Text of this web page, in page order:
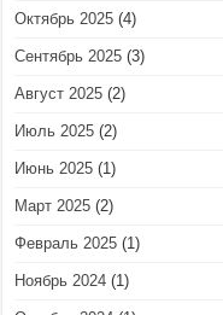
Октябрь 2025 (4)
Сентябрь 2025 (3)
Август 2025 (2)
Июль 2025 (2)
Июнь 2025 (1)
Март 2025 (2)
Февраль 2025 (1)
Ноябрь 2024 (1)